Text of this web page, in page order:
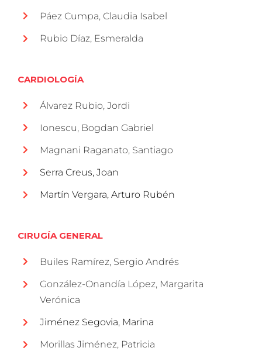
Páez Cumpa, Claudia Isabel
Rubio Díaz, Esmeralda
CARDIOLOGÍA
Álvarez Rubio, Jordi
Ionescu, Bogdan Gabriel
Magnani Raganato, Santiago
Serra Creus, Joan
Martín Vergara, Arturo Rubén
CIRUGÍA GENERAL
Builes Ramírez, Sergio Andrés
González-Onandía López, Margarita
Verónica
Jiménez Segovia, Marina
Morillas Jiménez, Patricia